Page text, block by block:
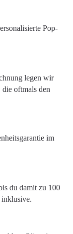
legen wir
oftmals den
du damit zu 100